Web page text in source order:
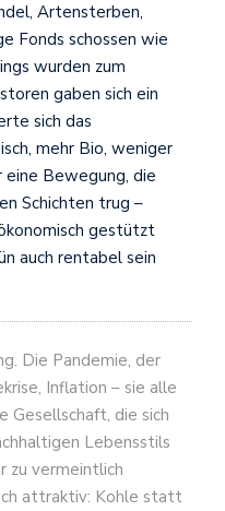
Artensterben,
Fonds schossen wie
wurden zum
gaben sich ein
sich das
mehr Bio, weniger
eine Bewegung, die
Schichten trug –
gestützt
auch rentabel sein
Die Pandemie, der
Inflation – sie alle
Gesellschaft, die sich
Lebensstils
zu vermeintlich
attraktiv: Kohle statt